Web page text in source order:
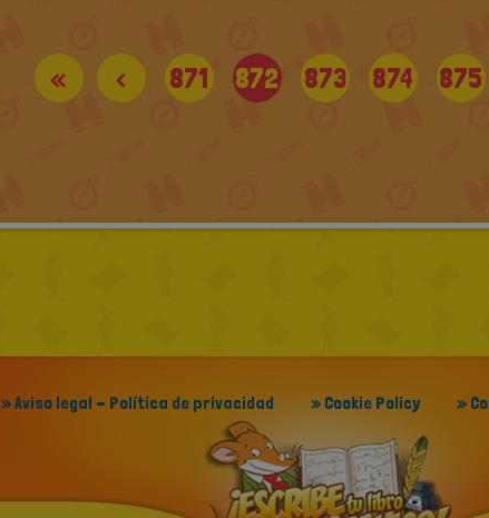
« < 871 872 873 874 875
» Aviso legal - Política de privacidad » Cookie Policy »